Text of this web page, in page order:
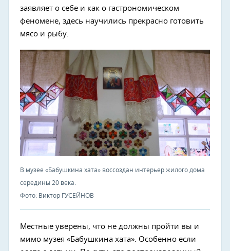
заявляет о себе и как о гастрономическом
феномене, здесь научились прекрасно готовить
мясо и рыбу.
В музее «Бабушкина хата» воссоздан интерьер жилого дома
середины 20 века.
Фото: Виктор ГУСЕЙНОВ
Местные уверены, что не должны пройти вы и
мимо музея «Бабушкина хата». Особенно если